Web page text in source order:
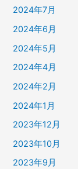
2024年7月
2024年6月
2024年5月
2024年4月
2024年2月
2024年1月
2023年12月
2023年10月
2023年9月